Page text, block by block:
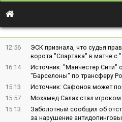
12:56
ЭСК признала, что судья
ворота "Спартака" в матче с
16:14
Источник: "Манчестер Сити"
"Барселоны" по трансферу
15:13
Источник: Сафонов может
15:57
Мохамед Салах стал
15:13
Заболотный сообщил об
за нарушение